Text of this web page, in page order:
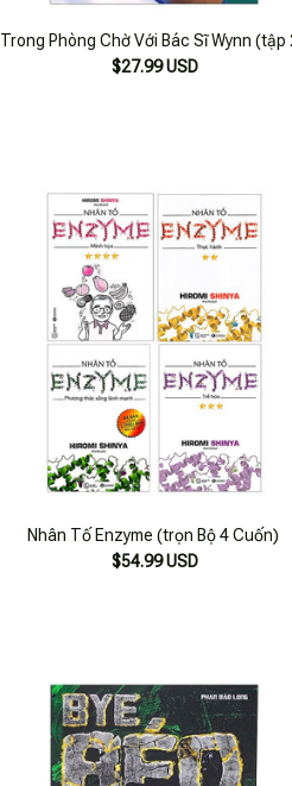
Trong Phòng Chờ Với Bác Sĩ Wynn (tập
$27.99 USD
Nhân Tố Enzyme (trọn Bộ 4 Cuốn)
$54.99 USD